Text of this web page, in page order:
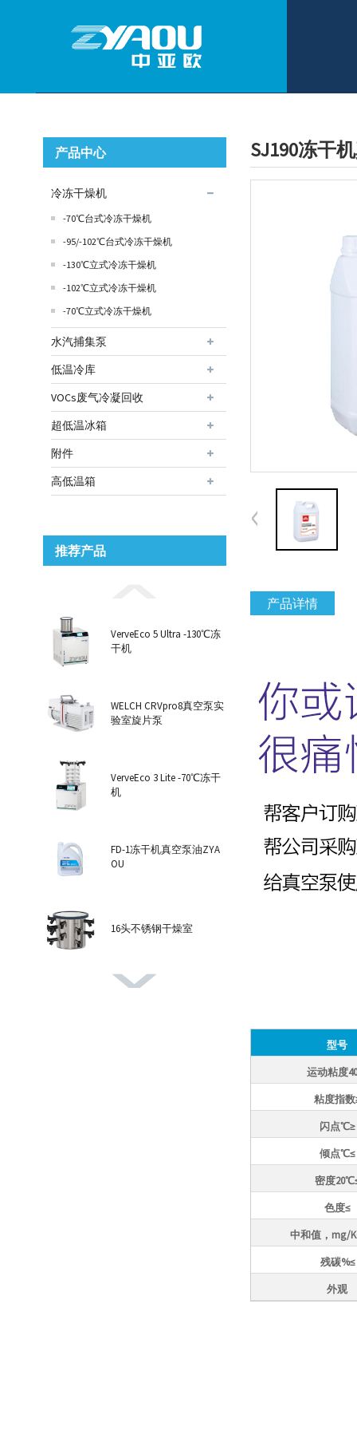
产品中心
冷冻干燥机
-70℃台式冷冻干燥机
-95/-102℃台式冷冻干燥机
-130℃立式冷冻干燥机
-102℃立式冷冻干燥机
-70℃立式冷冻干燥机
水汽捕集泵
低温冷库
VOCs废气冷凝回收
超低温冰箱
附件
高低温箱
推荐产品
VerveEco 5 Ultra -130℃冻
干机
WELCH CRVpro8真空泵实
验室旋片泵
VerveEco 3 Lite -70℃冻干
机
FD-1冻干机真空泵油ZYA
OU
16头不锈钢干燥室
SJ190冻干
产品详情
型号
运动粘度
粘度指数
闪点℃≥
倾点℃≤
密度
色度≤
中和值，mg/
残碳%≤
外观